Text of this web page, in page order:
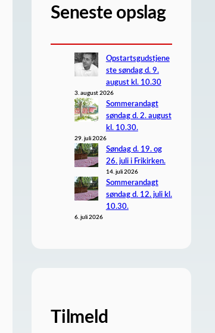
Seneste opslag
Opstartsgudstjene
ste søndag d. 9.
august kl. 10.30
3. august 2026
Sommerandagt
søndag d. 2. august
kl. 10.30.
29. juli 2026
Søndag d. 19. og
26. juli i Frikirken.
14. juli 2026
Sommerandagt
søndag d. 12. juli kl.
10.30.
6. juli 2026
Tilmeld